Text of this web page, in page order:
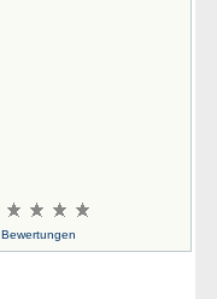
Bewertungen